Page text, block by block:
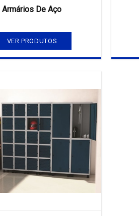
Armários De Aço
VER PRODUTOS